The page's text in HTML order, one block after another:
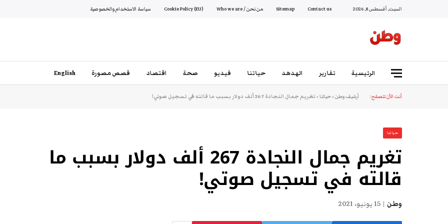
السبت, أغسطس 8, 2026 Contact us
Sitemap من نحن / Who we are Cookie Policy (EU) سياسة الاستخدام والخصوصية
الرئيسية تقارير الهدهد حياتنا فيديو صحة اقتصاد قصص مصورة English
أنت الآن تتصفح: أرشيف وطن»حياتنا»تغريم جمال النجادة 267 ألف دولار بسبب ما قالته في تسجيل صوتي!
حياتنا
تغريم جمال النجادة 267 ألف دولار بسبب ما
قالته في تسجيل صوتي!
وطن 15 يونيو، 2021